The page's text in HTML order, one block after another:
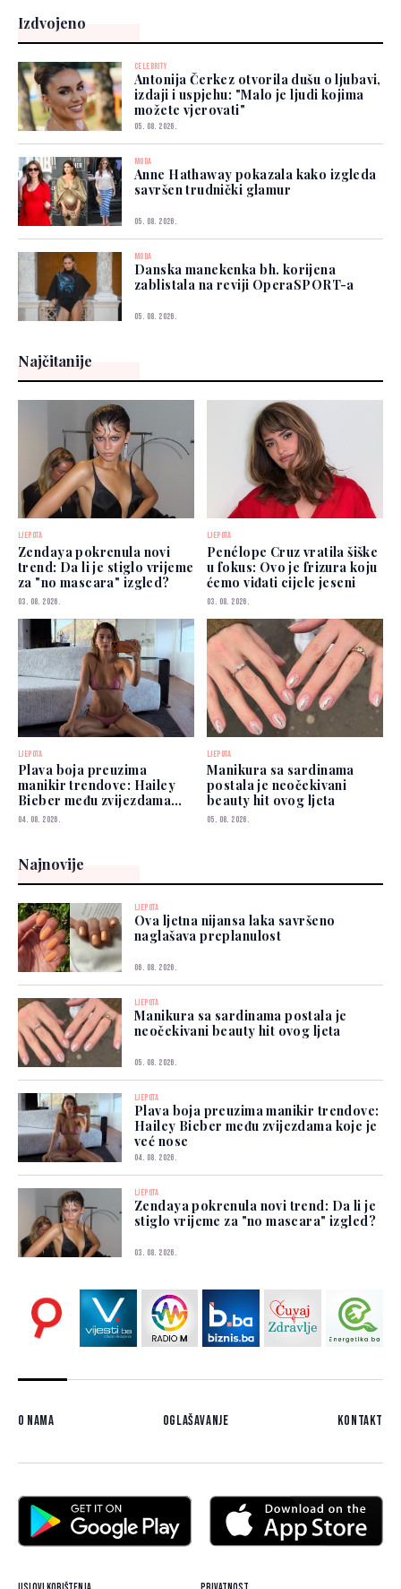
Izdvojeno
CELEBRITY
Antonija Čerkez otvorila dušu o ljubavi,
izdaji i uspjehu: "Malo je ljudi kojima
možete vjerovati"
05. 08. 2026.
MODA
Anne Hathaway pokazala kako izgleda
savršen trudnički glamur
05. 08. 2026.
MODA
Danska manekenka bh. korijena
zablistala na reviji OperaSPORT-a
05. 08. 2026.
Najčitanije
LJEPOTA
Zendaya pokrenula novi
trend: Da li je stiglo vrijeme
za "no mascara" izgled?
03. 08. 2026.
LJEPOTA
Penélope Cruz vratila šiške
u fokus: Ovo je frizura koju
ćemo viđati cijele jeseni
03. 08. 2026.
LJEPOTA
Plava boja preuzima
manikir trendove: Hailey
Bieber među zvijezdama
koje je već nose
04. 08. 2026.
LJEPOTA
Manikura sa sardinama
postala je neočekivani
beauty hit ovog ljeta
05. 08. 2026.
Najnovije
LJEPOTA
Ova ljetna nijansa laka savršeno
naglašava preplanulost
06. 08. 2026.
LJEPOTA
Manikura sa sardinama postala je
neočekivani beauty hit ovog ljeta
05. 08. 2026.
LJEPOTA
Plava boja preuzima manikir trendove:
Hailey Bieber među zvijezdama koje je
već nose
04. 08. 2026.
LJEPOTA
Zendaya pokrenula novi trend: Da li je
stiglo vrijeme za "no mascara" izgled?
03. 08. 2026.
O nama Oglašavanje Kontakt